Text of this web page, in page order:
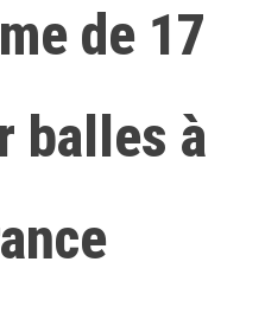
de 17
balles à